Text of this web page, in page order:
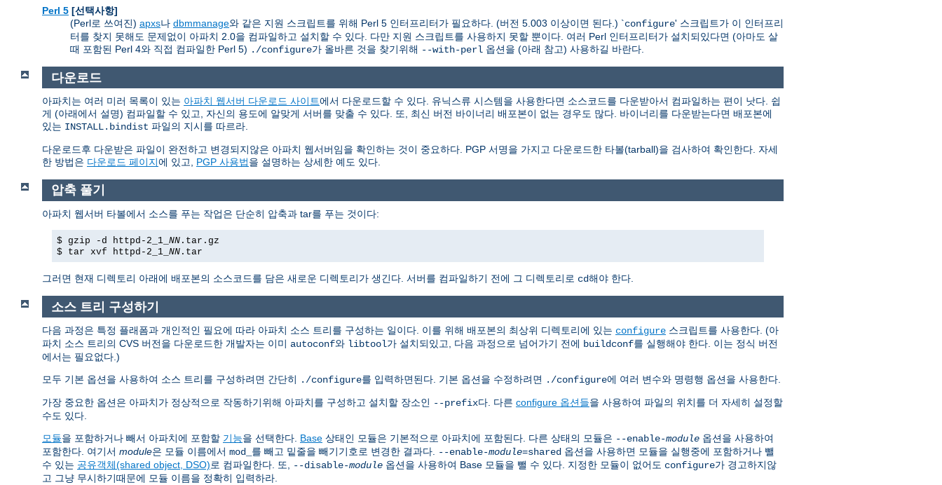
Perl 5 [선택사항]
(Perl로 쓰여진) apxs나 dbmmanage와 같은 지원 스크립트를 위해 Perl 5 인터프리터가 필요하다. (버전 5.003 이상이면 된다.) `configure' 스크립트가 이 인터프리
터를 찾지 못해도 문제없이 아파치 2.0을 컴파일하고 설치할 수 있다. 다만 지원 스크립트를 사용하지 못할 뿐이다. 여러 Perl 인터프리터가 설치되있다면 (아마도 살
때 포함된 Perl 4와 직접 컴파일한 Perl 5) ./configure가 올바른 것을 찾기위해 --with-perl 옵션을 (아래 참고) 사용하길 바란다.
다운로드
아파치는 여러 미러 목록이 있는 아파치 웹서버 다운로드 사이트에서 다운로드할 수 있다. 유닉스류 시스템을 사용한다면 소스코드를 다운받아서 컴파일하는 편이 낫다. 쉽
게 (아래에서 설명) 컴파일할 수 있고, 자신의 용도에 알맞게 서버를 맞출 수 있다. 또, 최신 버전 바이너리 배포본이 없는 경우도 많다. 바이너리를 다운받는다면 배포본에
있는 INSTALL.bindist 파일의 지시를 따르라.
다운로드후 다운받은 파일이 완전하고 변경되지않은 아파치 웹서버임을 확인하는 것이 중요하다. PGP 서명을 가지고 다운로드한 타볼(tarball)을 검사하여 확인한다. 자세
한 방법은 다운로드 페이지에 있고, PGP 사용법을 설명하는 상세한 예도 있다.
압축 풀기
아파치 웹서버 타볼에서 소스를 푸는 작업은 단순히 압축과 tar를 푸는 것이다:
$ gzip -d httpd-2_1_ NN .tar.gz
$ tar xvf httpd-2_1_ NN .tar
그러면 현재 디렉토리 아래에 배포본의 소스코드를 담은 새로운 디렉토리가 생긴다. 서버를 컴파일하기 전에 그 디렉토리로 cd해야 한다.
소스 트리 구성하기
다음 과정은 특정 플래폼과 개인적인 필요에 따라 아파치 소스 트리를 구성하는 일이다. 이를 위해 배포본의 최상위 디렉토리에 있는 configure 스크립트를 사용한다. (아
파치 소스 트리의 CVS 버전을 다운로드한 개발자는 이미 autoconf와 libtool가 설치되있고, 다음 과정으로 넘어가기 전에 buildconf를 실행해야 한다. 이는 정식 버전
에서는 필요없다.)
모두 기본 옵션을 사용하여 소스 트리를 구성하려면 간단히 ./configure를 입력하면된다. 기본 옵션을 수정하려면 ./configure에 여러 변수와 명령행 옵션을 사용한다.
가장 중요한 옵션은 아파치가 정상적으로 작동하기위해 아파치를 구성하고 설치할 장소인 --prefix다. 다른 configure 옵션들을 사용하여 파일의 위치를 더 자세히 설정할
수도 있다.
모듈을 포함하거나 빼서 아파치에 포함할 기능을 선택한다. Base 상태인 모듈은 기본적으로 아파치에 포함된다. 다른 상태의 모듈은 --enable-module 옵션을 사용하여
포함한다. 여기서 module은 모듈 이름에서 mod_ 를 빼고 밑줄을 빼기기호로 변경한 결과다. --enable-module=shared 옵션을 사용하면 모듈을 실행중에 포함하거나 뺄
수 있는 공유객체(shared object, DSO)로 컴파일한다. 또, --disable-module 옵션을 사용하여 Base 모듈을 뺄 수 있다. 지정한 모듈이 없어도 configure가 경고하지않
고 그냥 무시하기때문에 모듈 이름을 정확히 입력하라.